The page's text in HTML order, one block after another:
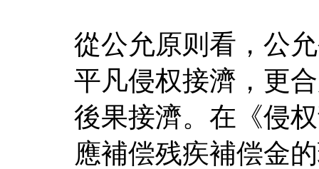
從公允原则看，公
平凡侵权接濟，更
後果接濟。在《侵
應補偿残疾補偿金